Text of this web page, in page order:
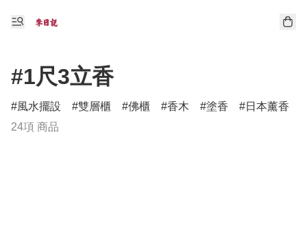
#1尺3立香
風水擺設 雙層櫃 佛櫃 香木 塗香 日本薰香
24項 商品